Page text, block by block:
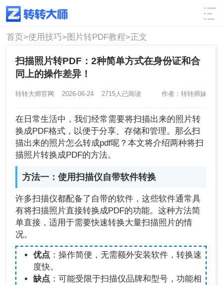
使用技巧 筛选
首页>使用技巧>图片转PDF教程>正文
扫描照片转PDF：2种简单方式在身份证和合
同上的操作差异！
转转大师官网 2026-06-24 2715人已阅读 作者：转转师妹
在日常生活中，我们经常需要将扫描出来的照片转
换成PDF格式，以便于分享、存储和管理。那么扫
描出来的照片怎么转成pdf呢？本文将介绍两种将扫
描照片转换成PDF的方法。
方法一：使用扫描仪自带软件转换
许多扫描仪都配备了自带的软件，这些软件通常具
有将扫描照片直接转换成PDF的功能。这种方法简
单直接，适用于需要快速转换大量扫描照片的情
况。
优点 ：操作简便，无需额外安装软件，转换速
度快。
缺点 ：可能受限于扫描仪品牌和型号，功能相